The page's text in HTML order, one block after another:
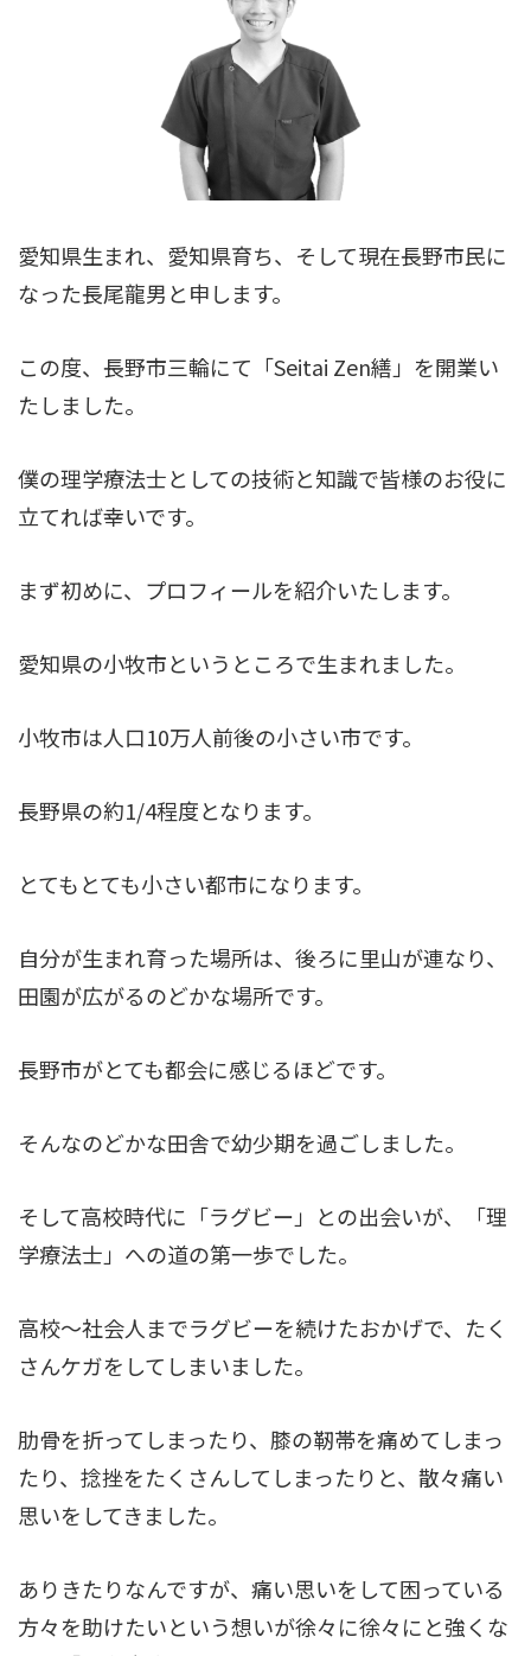
愛知県生まれ、愛知県育ち、そして現在長野市民に
なった長尾龍男と申します。
この度、長野市三輪にて「Seitai Zen繕」を開業い
たしました。
僕の理学療法士としての技術と知識で皆様のお役に
立てれば幸いです。
まず初めに、プロフィールを紹介いたします。
愛知県の小牧市というところで生まれました。
小牧市は人口10万人前後の小さい市です。
長野県の約1/4程度となります。
とてもとても小さい都市になります。
自分が生まれ育った場所は、後ろに里山が連なり、
田園が広がるのどかな場所です。
長野市がとても都会に感じるほどです。
そんなのどかな田舎で幼少期を過ごしました。
そして高校時代に「ラグビー」との出会いが、「理
学療法士」への道の第一歩でした。
高校～社会人までラグビーを続けたおかげで、たく
さんケガをしてしまいました。
肋骨を折ってしまったり、膝の靭帯を痛めてしまっ
たり、捻挫をたくさんしてしまったりと、散々痛い
思いをしてきました。
ありきたりなんですが、痛い思いをして困っている
方々を助けたいという想いが徐々に徐々にと強くな